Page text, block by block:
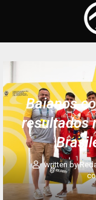
Baianos
resultados
written by